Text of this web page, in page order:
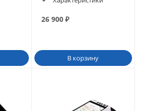
26 900₽
В корзину